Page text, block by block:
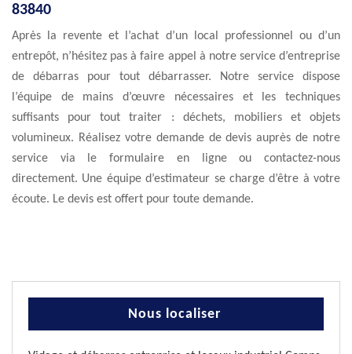
83840
Après la revente et l’achat d’un local professionnel ou d’un
entrepôt, n’hésitez pas à faire appel à notre service d’entreprise
de débarras pour tout débarrasser. Notre service dispose
l’équipe de mains d’œuvre nécessaires et les techniques
suffisants pour tout traiter : déchets, mobiliers et objets
volumineux. Réalisez votre demande de devis auprès de notre
service via le formulaire en ligne ou contactez-nous
directement. Une équipe d’estimateur se charge d’être à votre
écoute. Le devis est offert pour toute demande.
Nous localiser